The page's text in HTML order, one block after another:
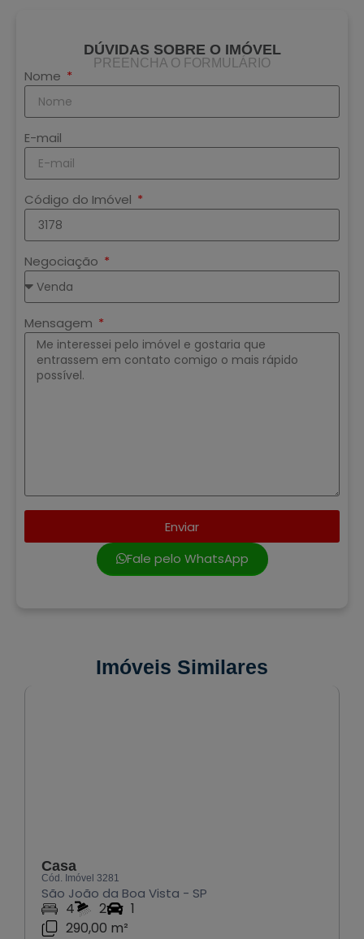
DÚVIDAS SOBRE O IMÓVEL
PREENCHA O FORMULÁRIO
Nome
E-mail
Código do Imóvel
Negociação
Mensagem
Enviar
Fale pelo WhatsApp
Imóveis Similares
Casa
Cód. Imóvel 3281
São João da Boa Vista - SP
4 2
1
290,00 m²